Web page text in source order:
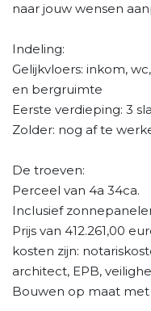
naar jouw wensen
Indeling:
Gelijkvloers: inkom,
en bergruimte
Eerste verdieping: 3
Zolder: nog af te
De troeven:
Perceel van 4a 34ca.
Inclusief
Prijs van 412.261,00
kosten zijn:
architect, EPB,
Bouwen op maat met